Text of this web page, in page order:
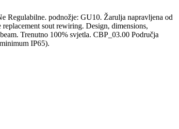
Regulabilne. podnožje: GU10. Žarulja napravljena od
sout rewiring. Design, dimensions,
Trenutno 100% svjetla. CBP_03.00 Područja
IP65).